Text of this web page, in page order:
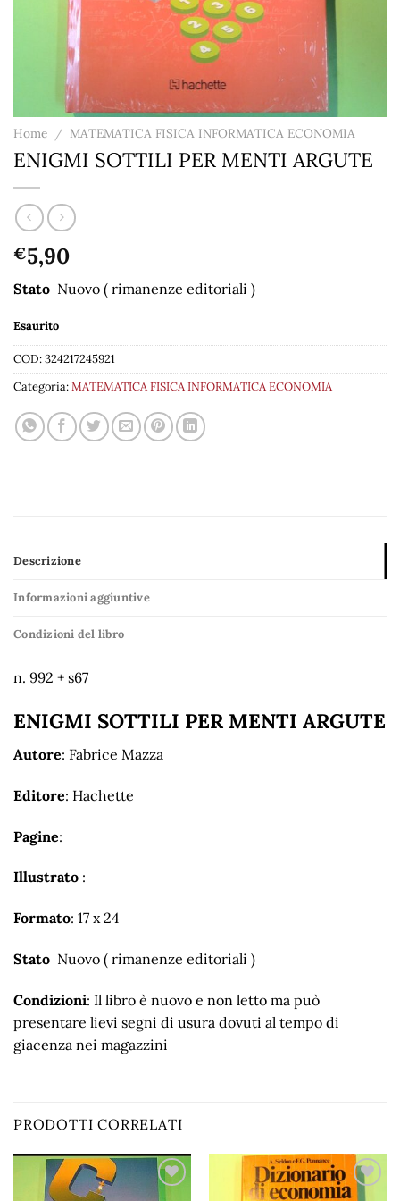
Home / MATEMATICA FISICA INFORMATICA ECONOMIA
ENIGMI SOTTILI PER MENTI ARGUTE
€5,90
Stato Nuovo ( rimanenze editoriali )
Esaurito
COD:324217245921
Categoria:MATEMATICA FISICA INFORMATICA ECONOMIA
Descrizione
Informazioni aggiuntive
Condizioni del libro
n. 992 + s67
ENIGMI SOTTILI PER MENTI ARGUTE
Autore: Fabrice Mazza
Editore: Hachette
Pagine:
Illustrato :
Formato: 17 x 24
Stato Nuovo ( rimanenze editoriali )
Condizioni: Il libro è nuovo e non letto ma può
presentare lievi segni di usura dovuti al tempo di
giacenza nei magazzini
PRODOTTI CORRELATI
Aggiungi Aggiungi